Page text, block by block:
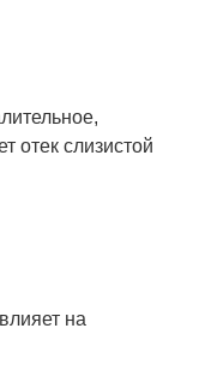
отек слизистой
на